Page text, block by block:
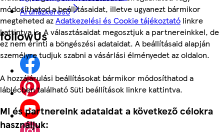
módosíthatod a beállításaidat, illetve ugyanezt bármikor
megteheted azAdatkezelési és Cookie tájékoztató linkre
kattintva is. A választásaidat megosztjuk a partnereinkkel, de
ez nem érinti a böngészési adataidat. A beállításaid alapján
személyre tudjuk szabni a vásárlási élményedet az oldalon.
A hozzájárulási beállításokat bármikor módosíthatod a
láblécben található Süti beállítások linkre kattintva.
Mi és partnereink adataidat a következő célokra
használjuk:
Áruházkereső
followUs